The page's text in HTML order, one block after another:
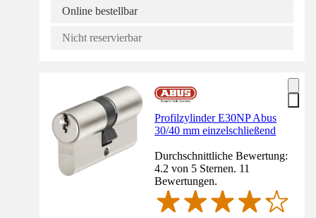
Online bestellbar
Nicht reservierbar
Profilzylinder E30NP Abus
30/40 mm einzelschließend
Durchschnittliche Bewertung:
4.2 von 5 Sternen. 11
Bewertungen.